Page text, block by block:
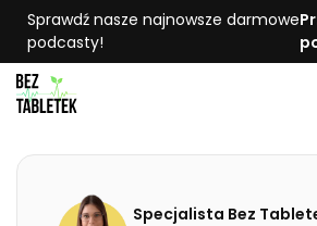
Sprawdź nasze najnowsze darmowe
podcasty!
Specjalista Bez